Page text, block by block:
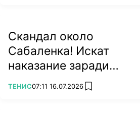
Скандал около
Сабаленка! Искат
наказание заради
посещението ѝ в
ПОВЕЧЕ ОТ
ТЕНИС07:11 16.07.2026 add favorites